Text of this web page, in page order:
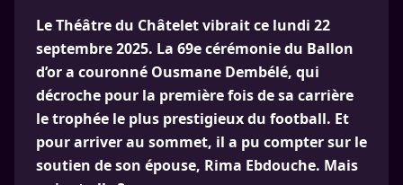
Le Théâtre du Châtelet vibrait ce lundi 22
septembre 2025. La 69e cérémonie du Ballon
d’or a couronné Ousmane Dembélé, qui
décroche pour la première fois de sa carrière
le trophée le plus prestigieux du football. Et
pour arriver au sommet, il a pu compter sur le
soutien de son épouse, Rima Ebdouche. Mais